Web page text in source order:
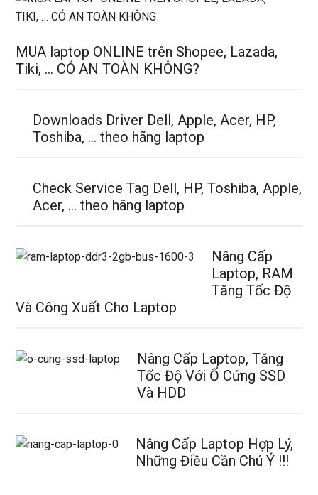
MUA laptop ONLINE trên Shopee, Lazada,
Tiki, … CÓ AN TOÀN KHÔNG?
Downloads Driver Dell, Apple, Acer, HP,
Toshiba, … theo hãng laptop
Check Service Tag Dell, HP, Toshiba, Apple,
Acer, … theo hãng laptop
Nâng Cấp
Laptop, RAM
Tăng Tốc Độ
Và Công Xuất Cho Laptop
Nâng Cấp Laptop, Tăng
Tốc Độ Với Ổ Cứng SSD
Và HDD
Nâng Cấp Laptop Hợp Lý,
Những Điều Cần Chú Ý !!!